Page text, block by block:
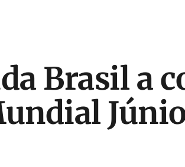
Brasil a